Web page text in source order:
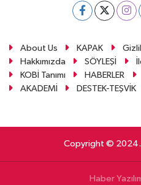
About Us KAPAK
Hakkımızda
SÖYLEŞİ
KOBİ Tanımı
HABERLER
AKADEMİ
DESTEK-TEŞVİK
Copyright © 2024.
Haber